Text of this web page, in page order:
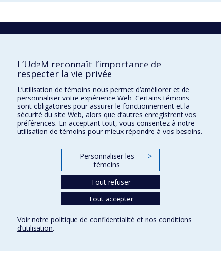
La recherche
C.P. 6128, succursale Centre-ville
Montréal, Québec, Canada
Courriel:recherche@umontreal.ca
Qui fait quoi?
Nous trouver
L’UdeM reconnaît l’importance de
respecter la vie privée
L’utilisation de témoins nous permet d’améliorer et de
personnaliser votre expérience Web. Certains témoins
sont obligatoires pour assurer le fonctionnement et la
sécurité du site Web, alors que d’autres enregistrent vos
préférences. En acceptant tout, vous consentez à notre
utilisation de témoins pour mieux répondre à vos besoins.
Personnaliser les
témoins
>
Tout refuser
Tout accepter
Voir notre politique de confidentialité et nos conditions
d’utilisation.